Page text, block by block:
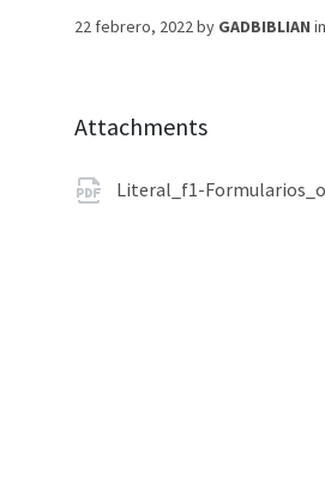
22 febrero, 2022by GADBIBLIAN in
Attachments
Literal_f1-